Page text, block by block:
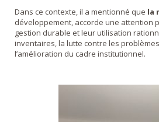
Dans ce contexte, il a mentionné que la
développement, accorde une attention
gestion durable et leur utilisation
inventaires, la lutte contre les
l’amélioration du cadre institutionnel.